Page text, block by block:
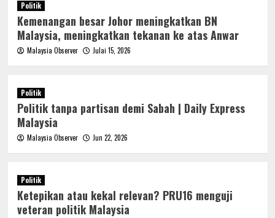
Politik
Kemenangan besar Johor meningkatkan BN
Malaysia, meningkatkan tekanan ke atas Anwar
Malaysia Observer Julai 15, 2026
Politik
Politik tanpa partisan demi Sabah | Daily Express
Malaysia
Malaysia Observer Jun 22, 2026
Politik
Ketepikan atau kekal relevan? PRU16 menguji
veteran politik Malaysia